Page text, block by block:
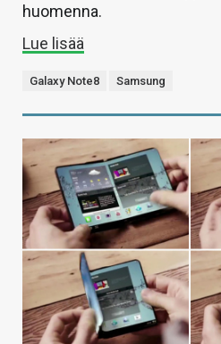
huomenna.
Lue lisää
Galaxy Note8 Samsung